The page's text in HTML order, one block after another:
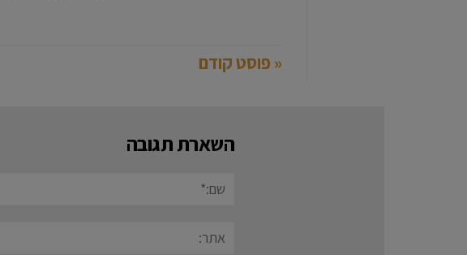
« פוסט קודם
השארת תגובה